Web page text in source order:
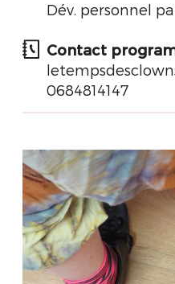
Dév. personnel
Contact
0684814147